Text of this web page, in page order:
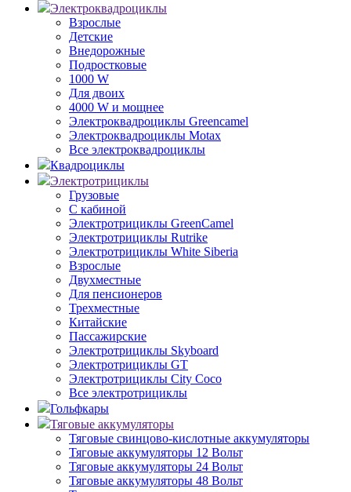
Электроквадроциклы
Взрослые
Детские
Внедорожные
Подростковые
1000 W
Для двоих
4000 W и мощнее
Электроквадроциклы Greencamel
Электроквадроциклы Motax
Все электроквадроциклы
Квадроциклы
Электротрициклы
Грузовые
С кабиной
Электротрициклы GreenCamel
Электротрициклы Rutrike
Электротрициклы White Siberia
Взрослые
Двухместные
Для пенсионеров
Трехместные
Китайские
Пассажирские
Электротрициклы Skyboard
Электротрициклы GT
Электротрициклы City Coco
Все электротрициклы
Гольфкары
Тяговые аккумуляторы
Тяговые свинцово-кислотные аккумуляторы
Тяговые аккумуляторы 12 Вольт
Тяговые аккумуляторы 24 Вольт
Тяговые аккумуляторы 48 Вольт